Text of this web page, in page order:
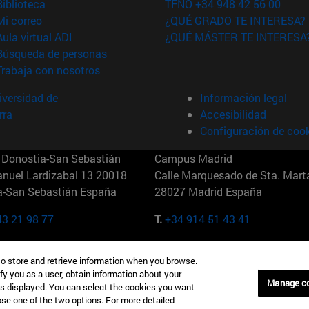
(abre en nueva ventana)
correo(abre en nueva ventana)
virtual ADI (abre en nueva ventana)
de personas(abre en nueva ventana)
con nosotros(abre en nueva ventana)
TFNO +34 948 42 56 00
¿QUÉ GRADO TE INTERESA?
¿QUÉ MÁSTER TE
de
Información legal
Accesibilidad
Configuración de
San Sebastián
Lardizabal 13 20018
San Sebastián España
21 98 77
Campus Madrid
Calle Marquesado de Sta.
28027 Madrid España
T.+34 914 51 43 41
St 10019-2201 Nueva York Maria-Theresia-Straße 15
Múnich Alemania
store and retrieve information when you browse.
you as a user, obtain information about your
displayed. You can select the cookies you want
one of the two options. For more detailed
Manage